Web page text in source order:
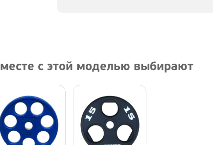
с этой моделью выбирают